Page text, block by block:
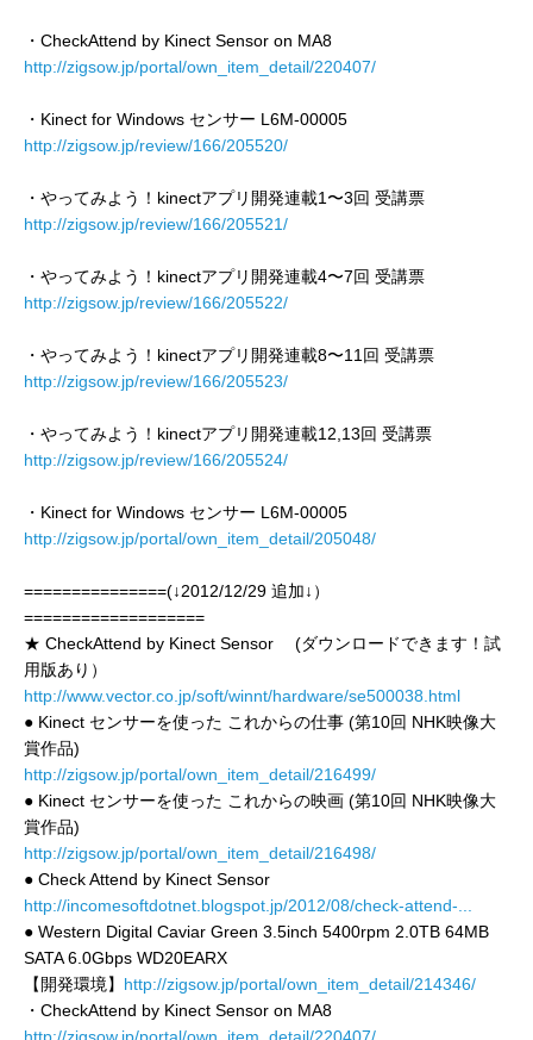
・CheckAttend by Kinect Sensor on MA8
http://zigsow.jp/portal/own_item_detail/220407/
・Kinect for Windows センサー L6M-00005
http://zigsow.jp/review/166/205520/
・やってみよう！kinectアプリ開発連載1〜3回 受講票
http://zigsow.jp/review/166/205521/
・やってみよう！kinectアプリ開発連載4〜7回 受講票
http://zigsow.jp/review/166/205522/
・やってみよう！kinectアプリ開発連載8〜11回 受講票
http://zigsow.jp/review/166/205523/
・やってみよう！kinectアプリ開発連載12,13回 受講票
http://zigsow.jp/review/166/205524/
・Kinect for Windows センサー L6M-00005
http://zigsow.jp/portal/own_item_detail/205048/
===============(↓2012/12/29 追加↓）
===================
★ CheckAttend by Kinect Sensor (ダウンロードできます！試
用版あり）
http://www.vector.co.jp/soft/winnt/hardware/se500038.html
● Kinect センサーを使った これからの仕事 (第10回 NHK映像大
賞作品)
http://zigsow.jp/portal/own_item_detail/216499/
● Kinect センサーを使った これからの映画 (第10回 NHK映像大
賞作品)
http://zigsow.jp/portal/own_item_detail/216498/
● Check Attend by Kinect Sensor
http://incomesoftdotnet.blogspot.jp/2012/08/check-attend-...
● Western Digital Caviar Green 3.5inch 5400rpm 2.0TB 64MB
SATA 6.0Gbps WD20EARX
【開発環境】 http://zigsow.jp/portal/own_item_detail/214346/
・CheckAttend by Kinect Sensor on MA8